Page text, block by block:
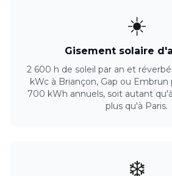
☀️
Gisement solaire
2 600 h de soleil par an et
kWc à Briançon, Gap ou
700 kWh annuels, soit autant
plus qu'à Paris.
❄️